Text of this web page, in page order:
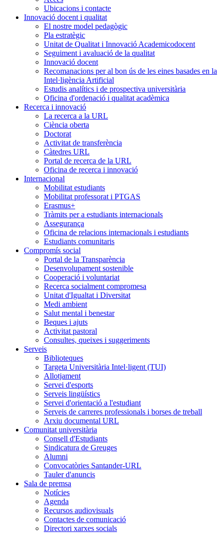
Ubicacions i contacte
Innovació docent i qualitat
El nostre model pedagògic
Pla estratègic
Unitat de Qualitat i Innovació Academicodocent
Seguiment i avaluació de la qualitat
Innovació docent
Recomanacions per al bon ús de les eines basades en la
Intel·ligència Artificial
Estudis analítics i de prospectiva universitària
Oficina d'ordenació i qualitat acadèmica
Recerca i innovació
La recerca a la URL
Ciència oberta
Doctorat
Activitat de transferència
Càtedres URL
Portal de recerca de la URL
Oficina de recerca i innovació
Internacional
Mobilitat estudiants
Mobilitat professorat i PTGAS
Erasmus+
Tràmits per a estudiants internacionals
Assegurança
Oficina de relacions internacionals i estudiants
Estudiants comunitaris
Compromís social
Portal de la Transparència
Desenvolupament sostenible
Cooperació i voluntariat
Recerca socialment compromesa
Unitat d'Igualtat i Diversitat
Medi ambient
Salut mental i benestar
Beques i ajuts
Activitat pastoral
Consultes, queixes i suggeriments
Serveis
Biblioteques
Targeta Universitària Intel·ligent (TUI)
Allotjament
Servei d'esports
Serveis lingüístics
Servei d'orientació a l'estudiant
Serveis de carreres professionals i borses de treball
Arxiu documental URL
Comunitat universitària
Consell d'Estudiants
Sindicatura de Greuges
Alumni
Convocatòries Santander-URL
Tauler d'anuncis
Sala de premsa
Notícies
Agenda
Recursos audiovisuals
Contactes de comunicació
Directori xarxes socials